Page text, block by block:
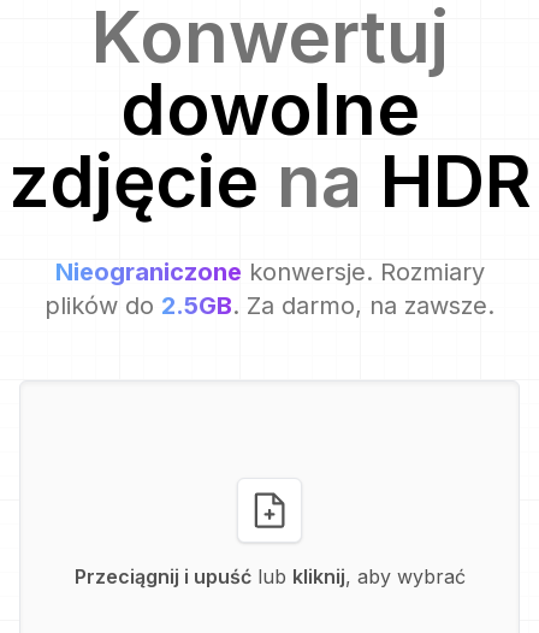
Konwertuj
dowolne
zdjęcie na HDR
Nieograniczone konwersje. Rozmiary
plików do 2.5GB. Za darmo, na zawsze.
Przeciągnij i upuść lub kliknij, aby wybrać